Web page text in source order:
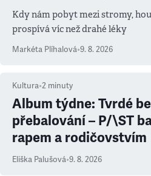
Kdy nám pobyt mezi stromy,
prospívá víc než drahé léky
Markéta Plíhalová•9. 8. 2026
Kultura•2 minuty
Album týdne: Tvrdé
přebalování – P/\ST
rapem a rodičovstvím
Eliška Palušová•9. 8. 2026